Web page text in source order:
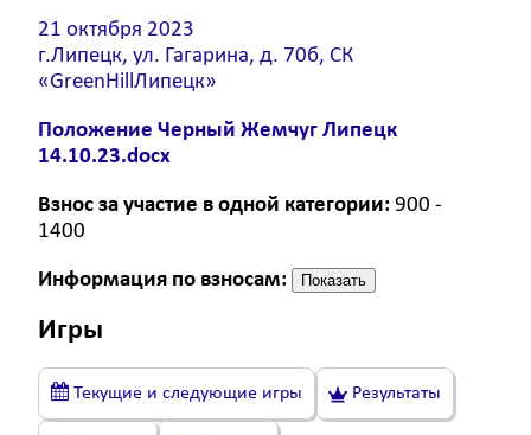
21 октября 2023
г.Липецк, ул. Гагарина, д. 70б, СК
«GreenHillЛипецк»
Положение Черный Жемчуг Липецк
14.10.23.docx
Взнос за участие в одной категории: 900 -
1400
Информация по взносам: Показать
Игры
Текущие и следующие игры Результаты